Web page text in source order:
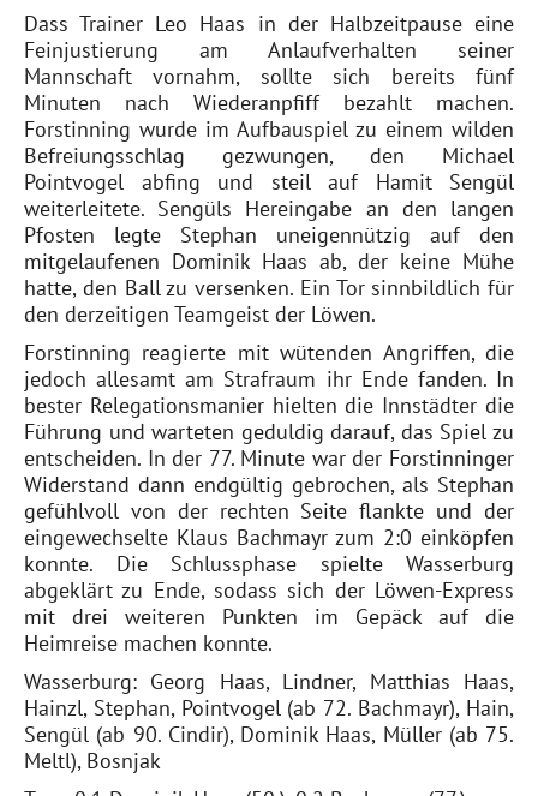
Dass Trainer Leo Haas in der Halbzeitpause eine
Feinjustierung am Anlaufverhalten seiner
Mannschaft vornahm, sollte sich bereits fünf
Minuten nach Wiederanpfiff bezahlt machen.
Forstinning wurde im Aufbauspiel zu einem wilden
Befreiungsschlag gezwungen, den Michael
Pointvogel abfing und steil auf Hamit Sengül
weiterleitete. Sengüls Hereingabe an den langen
Pfosten legte Stephan uneigennützig auf den
mitgelaufenen Dominik Haas ab, der keine Mühe
hatte, den Ball zu versenken. Ein Tor sinnbildlich für
den derzeitigen Teamgeist der Löwen.
Forstinning reagierte mit wütenden Angriffen, die
jedoch allesamt am Strafraum ihr Ende fanden. In
bester Relegationsmanier hielten die Innstädter die
Führung und warteten geduldig darauf, das Spiel zu
entscheiden. In der 77. Minute war der Forstinninger
Widerstand dann endgültig gebrochen, als Stephan
gefühlvoll von der rechten Seite flankte und der
eingewechselte Klaus Bachmayr zum 2:0 einköpfen
konnte. Die Schlussphase spielte Wasserburg
abgeklärt zu Ende, sodass sich der Löwen-Express
mit drei weiteren Punkten im Gepäck auf die
Heimreise machen konnte.
Wasserburg: Georg Haas, Lindner, Matthias Haas,
Hainzl, Stephan, Pointvogel (ab 72. Bachmayr), Hain,
Sengül (ab 90. Cindir), Dominik Haas, Müller (ab 75.
Meltl), Bosnjak